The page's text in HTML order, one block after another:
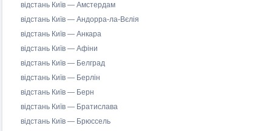
відстань Київ — Амстердам
відстань Київ — Андорра-ла-Вєлія
відстань Київ — Анкара
відстань Київ — Афіни
відстань Київ — Белград
відстань Київ — Берлін
відстань Київ — Берн
відстань Київ — Братислава
відстань Київ — Брюссель